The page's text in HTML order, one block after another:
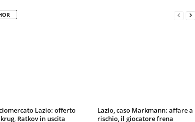
Lazio: offerto
Ratkov in uscita
Lazio, caso Markmann: affare a
rischio, il giocatore frena